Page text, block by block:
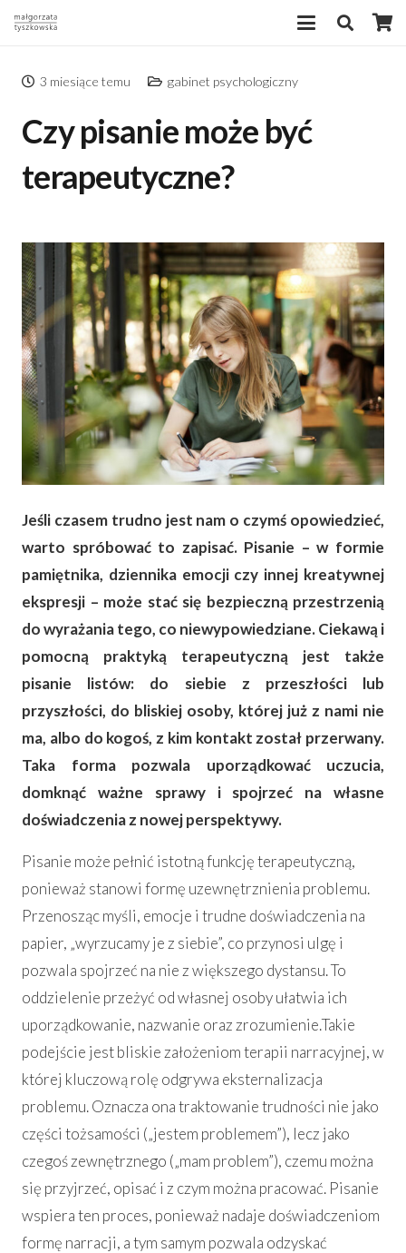
3 miesiące temu gabinet psychologiczny
Czy pisanie może być
terapeutyczne?
Jeśli czasem trudno jest nam o czymś opowiedzieć,
warto spróbować to zapisać. Pisanie – w formie
pamiętnika, dziennika emocji czy innej kreatywnej
ekspresji – może stać się bezpieczną przestrzenią
do wyrażania tego, co niewypowiedziane. Ciekawą i
pomocną praktyką terapeutyczną jest także
pisanie listów: do siebie z przeszłości lub
przyszłości, do bliskiej osoby, której już z nami nie
ma, albo do kogoś, z kim kontakt został przerwany.
Taka forma pozwala uporządkować uczucia,
domknąć ważne sprawy i spojrzeć na własne
doświadczenia z nowej perspektywy.
Pisanie może pełnić istotną funkcję terapeutyczną,
ponieważ stanowi formę uzewnętrznienia problemu.
Przenosząc myśli, emocje i trudne doświadczenia na
papier, „wyrzucamy je z siebie”, co przynosi ulgę i
pozwala spojrzeć na nie z większego dystansu. To
oddzielenie przeżyć od własnej osoby ułatwia ich
uporządkowanie, nazwanie oraz zrozumienie.Takie
podejście jest bliskie założeniom terapii narracyjnej, w
której kluczową rolę odgrywa eksternalizacja
problemu. Oznacza ona traktowanie trudności nie jako
części tożsamości („jestem problemem”), lecz jako
czegoś zewnętrznego („mam problem”), czemu można
się przyjrzeć, opisać i z czym można pracować. Pisanie
wspiera ten proces, ponieważ nadaje doświadczeniom
formę narracji, a tym samym pozwala odzyskać